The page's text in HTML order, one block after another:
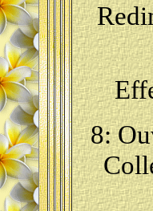
8: